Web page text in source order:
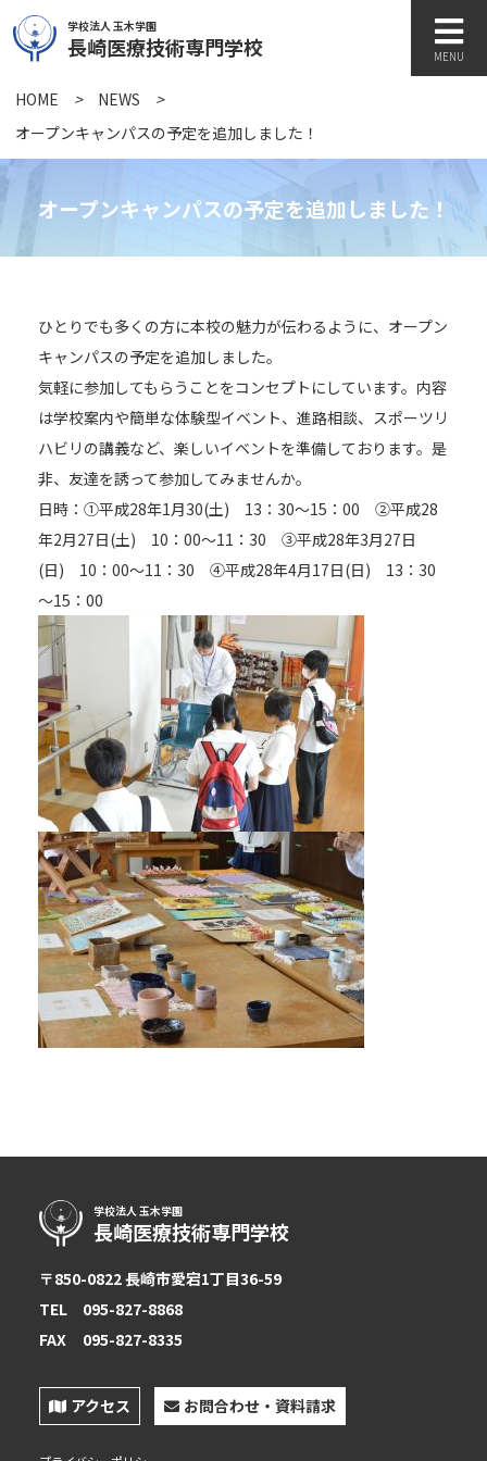
学校法人 玉木学園
長崎医療技術専門学校 MENU
オープンキャンパスの予定を追加しました！
HOME > NEWS
>
オープンキャンパスの予定を追加しました！
ひとりでも多くの方に本校の魅力が伝わるように、オープン
キャンパスの予定を追加しました。
気軽に参加してもらうことをコンセプトにしています。内容
は学校案内や簡単な体験型イベント、進路相談、スポーツリ
ハビリの講義など、楽しいイベントを準備しております。是
非、友達を誘って参加してみませんか。
日時：①平成28年1月30(土) 13：30～15：00 ②平成28
年2月27日(土) 10：00～11：30 ③平成28年3月27日
(日) 10：00～11：30 ④平成28年4月17日(日) 13：30
～15：00
学校法人 玉木学園
長崎医療技術専門学校
〒850-0822 長崎市愛宕1丁目36-59
TEL
095-827-8868
FAX
095-827-8335
アクセス お問合わせ・資料請求
学校紹介
学科紹介
訪問者別
各種書類
【お電話でお問合わせ】
☎ 095-827-8868
受付時間：午前9時〜午後5時
受付フォーム
twitterInstagram
LINE